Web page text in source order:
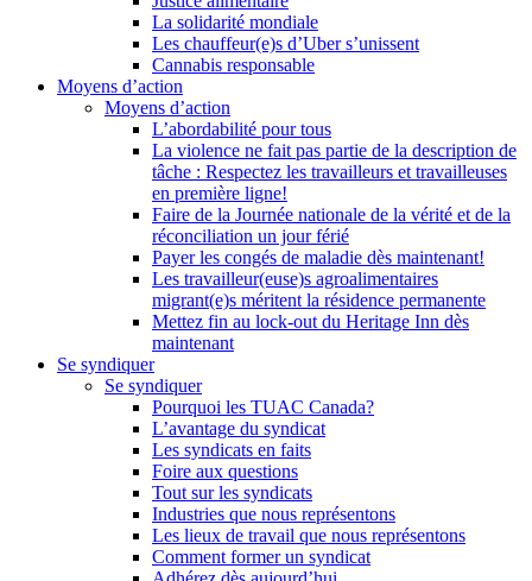
La solidarité mondiale
Les chauffeur(e)s d’Uber s’unissent
Cannabis responsable
Moyens d’action
Moyens d’action
L’abordabilité pour tous
La violence ne fait pas partie de la description de
tâche : Respectez les travailleurs et travailleuses
en première ligne!
Faire de la Journée nationale de la vérité et de la
réconciliation un jour férié
Payer les congés de maladie dès maintenant!
Les travailleur(euse)s agroalimentaires
migrant(e)s méritent la résidence permanente
Mettez fin au lock-out du Heritage Inn dès
maintenant
Se syndiquer
Se syndiquer
Pourquoi les TUAC Canada?
L’avantage du syndicat
Les syndicats en faits
Foire aux questions
Tout sur les syndicats
Industries que nous représentons
Les lieux de travail que nous représentons
Comment former un syndicat